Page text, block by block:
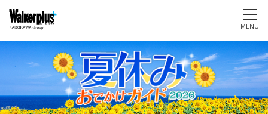
MENU